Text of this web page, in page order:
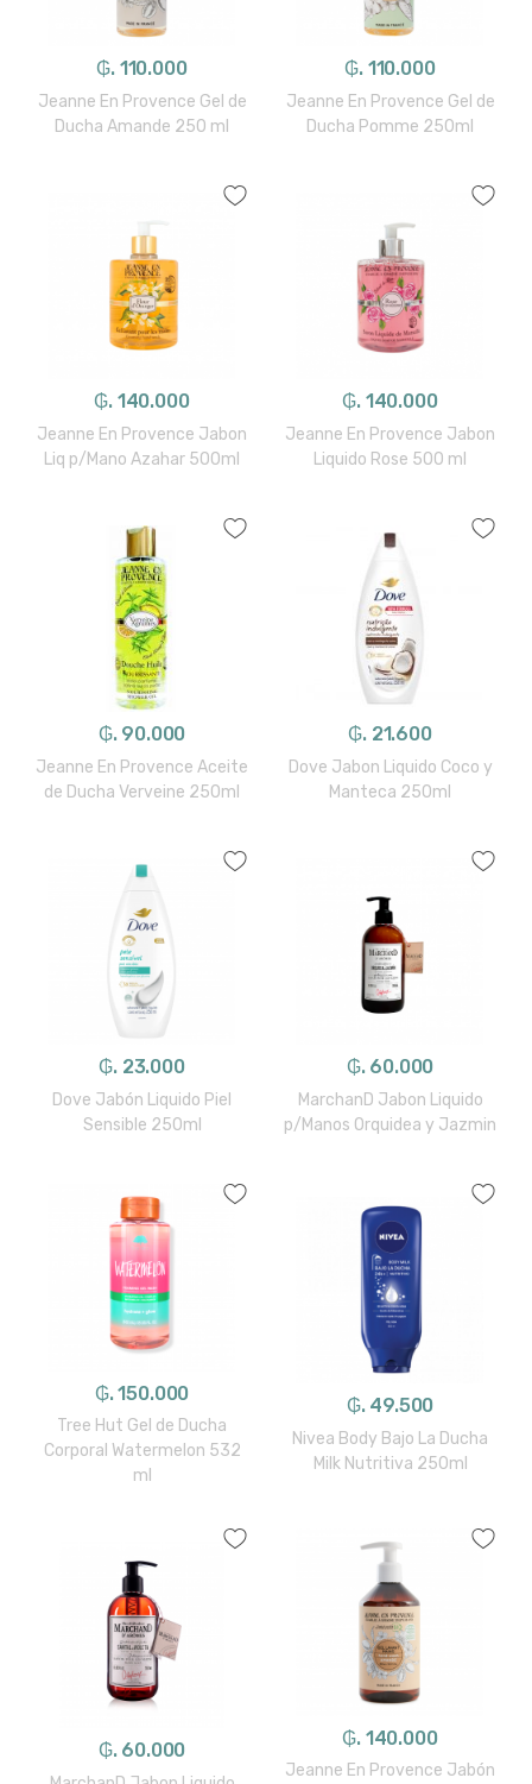
₲. 110.000
Jeanne En Provence Gel de
Ducha Amande 250 ml
₲. 110.000
Jeanne En Provence Gel de
Ducha Pomme 250ml
₲. 140.000
Jeanne En Provence Jabon
Liq p/Mano Azahar 500ml
₲. 140.000
Jeanne En Provence Jabon
Liquido Rose 500 ml
₲. 90.000
Jeanne En Provence Aceite
de Ducha Verveine 250ml
₲. 21.600
Dove Jabon Liquido Coco y
Manteca 250ml
₲. 23.000
Dove Jabón Liquido Piel
Sensible 250ml
₲. 60.000
MarchanD Jabon Liquido
p/Manos Orquidea y Jazmin
₲. 150.000
Tree Hut Gel de Ducha
Corporal Watermelon 532
ml
₲. 49.500
Nivea Body Bajo La Ducha
Milk Nutritiva 250ml
₲. 60.000
₲. 140.000
Jeanne En Provence Jabón